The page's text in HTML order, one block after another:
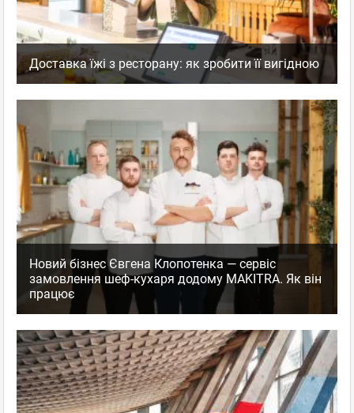
Доставка їжі з ресторану: як зробити її вигідною
Новий бізнес Євгена Клопотенка — сервіс
замовлення шеф-кухаря додому MAKITRA. Як він
працює